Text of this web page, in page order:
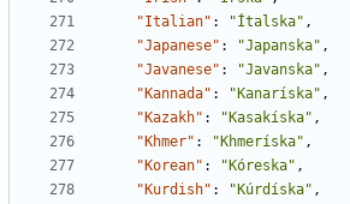
"Italian" : "Ítalska" ,
"Japanese" : "Japanska" ,
"Javanese" : "Javanska" ,
"Kannada" : "Kanaríska" ,
"Kazakh" : "Kasakíska" ,
"Khmer" : "Khmeríska" ,
"Korean" : "Kóreska" ,
"Kurdish" : "Kúrdíska" ,